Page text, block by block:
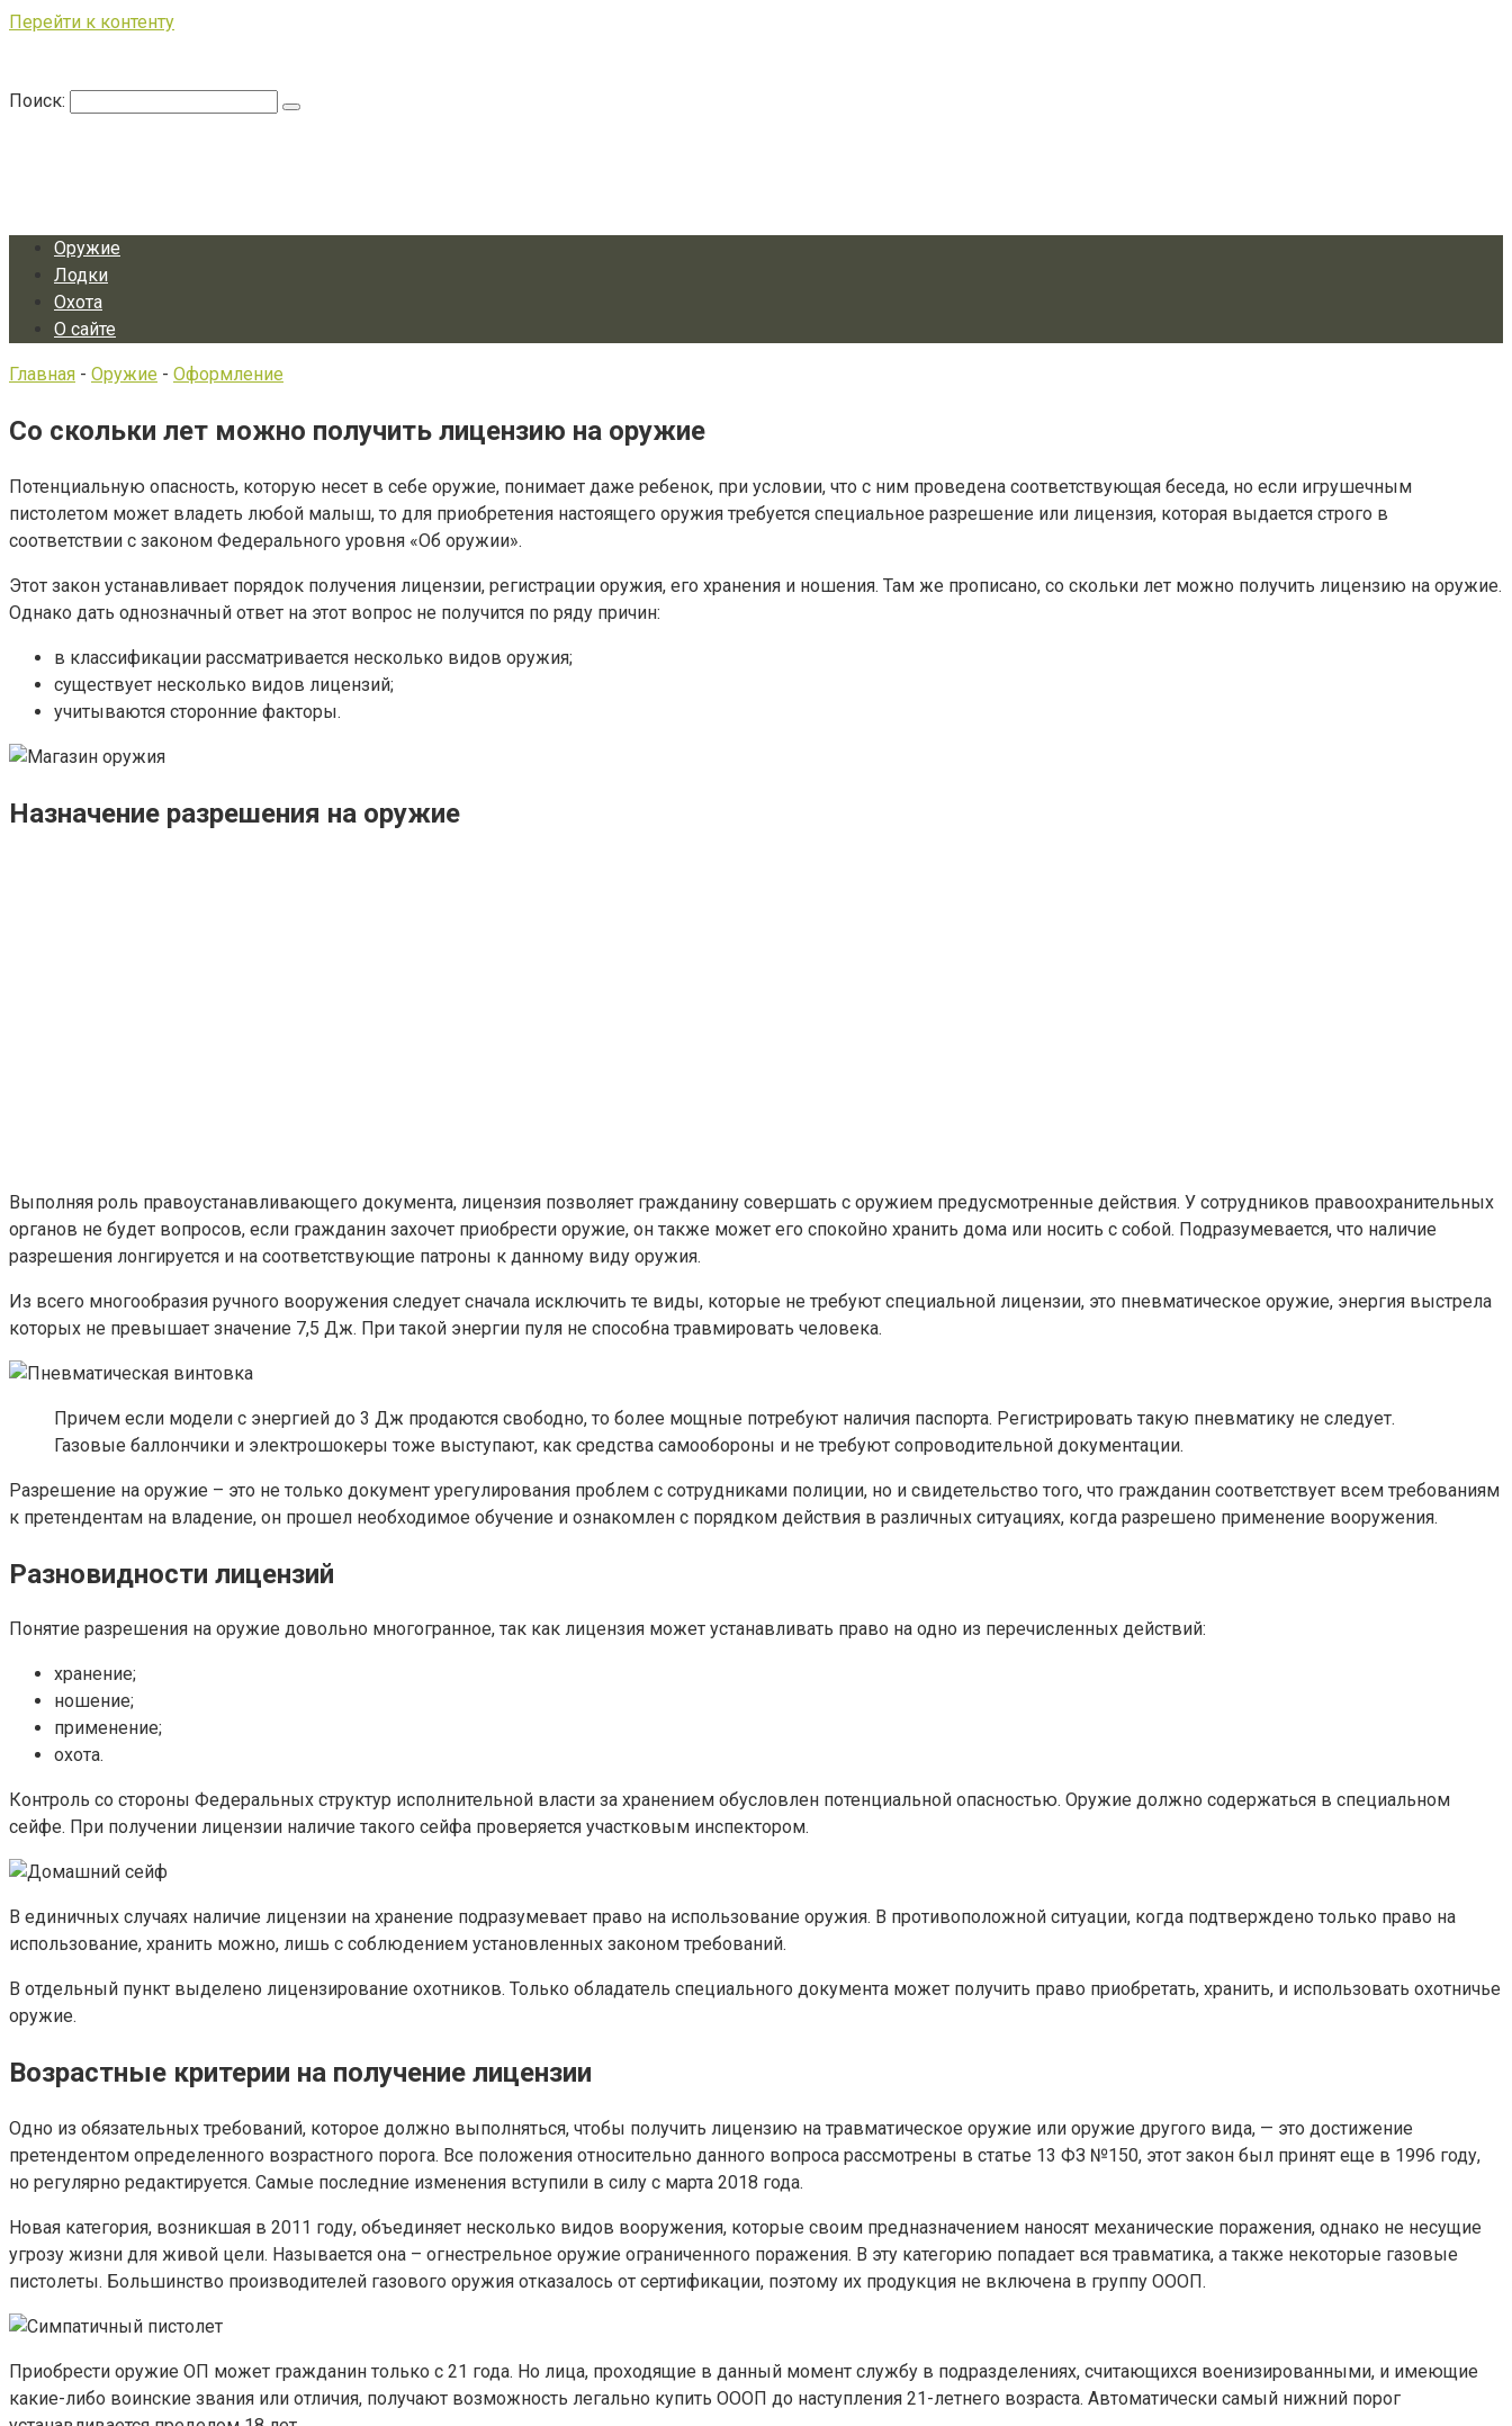
Перейти к контенту
Поиск:
Оружие
Лодки
Охота
О сайте
Главная - Оружие - Оформление
Со скольки лет можно получить лицензию на оружие
Потенциальную опасность, которую несет в себе оружие, понимает даже ребенок, при условии, что с ним проведена соответствующая беседа, но если игрушечным
пистолетом может владеть любой малыш, то для приобретения настоящего оружия требуется специальное разрешение или лицензия, которая выдается строго в
соответствии с законом Федерального уровня «Об оружии».
Этот закон устанавливает порядок получения лицензии, регистрации оружия, его хранения и ношения. Там же прописано, со скольки лет можно получить лицензию на оружие.
Однако дать однозначный ответ на этот вопрос не получится по ряду причин:
в классификации рассматривается несколько видов оружия;
существует несколько видов лицензий;
учитываются сторонние факторы.
Назначение разрешения на оружие
Выполняя роль правоустанавливающего документа, лицензия позволяет гражданину совершать с оружием предусмотренные действия. У сотрудников правоохранительных
органов не будет вопросов, если гражданин захочет приобрести оружие, он также может его спокойно хранить дома или носить с собой. Подразумевается, что наличие
разрешения лонгируется и на соответствующие патроны к данному виду оружия.
Из всего многообразия ручного вооружения следует сначала исключить те виды, которые не требуют специальной лицензии, это пневматическое оружие, энергия выстрела
которых не превышает значение 7,5 Дж. При такой энергии пуля не способна травмировать человека.
Причем если модели с энергией до 3 Дж продаются свободно, то более мощные потребуют наличия паспорта. Регистрировать такую пневматику не следует.
Газовые баллончики и электрошокеры тоже выступают, как средства самообороны и не требуют сопроводительной документации.
Разрешение на оружие – это не только документ урегулирования проблем с сотрудниками полиции, но и свидетельство того, что гражданин соответствует всем требованиям
к претендентам на владение, он прошел необходимое обучение и ознакомлен с порядком действия в различных ситуациях, когда разрешено применение вооружения.
Разновидности лицензий
Понятие разрешения на оружие довольно многогранное, так как лицензия может устанавливать право на одно из перечисленных действий:
хранение;
ношение;
применение;
охота.
Контроль со стороны Федеральных структур исполнительной власти за хранением обусловлен потенциальной опасностью. Оружие должно содержаться в специальном
сейфе. При получении лицензии наличие такого сейфа проверяется участковым инспектором.
В единичных случаях наличие лицензии на хранение подразумевает право на использование оружия. В противоположной ситуации, когда подтверждено только право на
использование, хранить можно, лишь с соблюдением установленных законом требований.
В отдельный пункт выделено лицензирование охотников. Только обладатель специального документа может получить право приобретать, хранить, и использовать охотничье
оружие.
Возрастные критерии на получение лицензии
Одно из обязательных требований, которое должно выполняться, чтобы получить лицензию на травматическое оружие или оружие другого вида, — это достижение
претендентом определенного возрастного порога. Все положения относительно данного вопроса рассмотрены в статье 13 ФЗ №150, этот закон был принят еще в 1996 году,
но регулярно редактируется. Самые последние изменения вступили в силу с марта 2018 года.
Новая категория, возникшая в 2011 году, объединяет несколько видов вооружения, которые своим предназначением наносят механические поражения, однако не несущие
угрозу жизни для живой цели. Называется она – огнестрельное оружие ограниченного поражения. В эту категорию попадает вся травматика, а также некоторые газовые
пистолеты. Большинство производителей газового оружия отказалось от сертификации, поэтому их продукция не включена в группу ОООП.
Приобрести оружие ОП может гражданин только с 21 года. Но лица, проходящие в данный момент службу в подразделениях, считающихся военизированными, и имеющие
какие-либо воинские звания или отличия, получают возможность легально купить ОООП до наступления 21-летнего возраста. Автоматически самый нижний порог